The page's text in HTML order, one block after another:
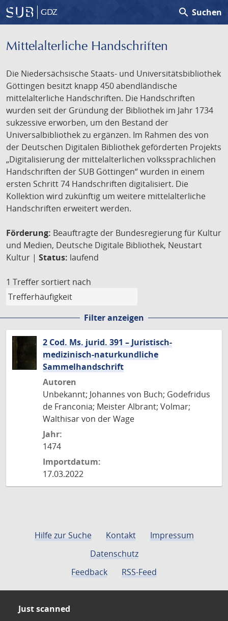
GDZ search Suchen
Mittelalterliche Handschriften
Die Niedersächsische Staats- und Universitätsbibliothek
Göttingen besitzt knapp 450 abendländische
mittelalterliche Handschriften. Die Handschriften
wurden seit der Gründung der Bibliothek im Jahr 1734
sukzessive erworben, um den Bestand der
Universalbibliothek zu ergänzen. Im Rahmen des von
der Deutschen Digitalen Bibliothek geförderten Projekts
„Digitalisierung der mittelalterlichen volkssprachlichen
Handschriften der SUB Göttingen“ wurden in einem
ersten Schritt 74 Handschriften digitalisiert. Die
Kollektion wird zukünftig um weitere mittelalterliche
Handschriften erweitert werden.
Förderung: Beauftragte der Bundesregierung für Kultur
und Medien, Deutsche Digitale Bibliothek, Neustart
Kultur | Status: laufend
1 Treffer sortiert nach
Filter anzeigen
2 Cod. Ms. jurid. 391 – Juristisch-
medizinisch-naturkundliche
Sammelhandschrift
Autoren
Unbekannt; Johannes von Buch; Godefridus
de Franconia; Meister Albrant; Volmar;
Walthisar von der Wage
Jahr:
1474
Importdatum:
17.03.2022
Hilfe zur Suche Kontakt
Impressum
Datenschutz
Feedback
RSS-Feed
Just scanned